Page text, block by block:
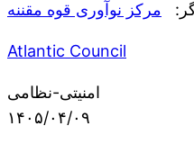
مرکز نوآوری قوه مقننه
Atlantic Council
امنیتی-نظامی
۱۴۰۵/۰۴/۰۹